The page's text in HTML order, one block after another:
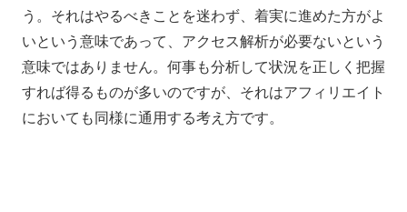
う。それはやるべきことを迷わず、着実に進めた方がよ
いという意味であって、アクセス解析が必要ないという
意味ではありません。何事も分析して状況を正しく把握
すれば得るものが多いのですが、それはアフィリエイト
においても同様に通用する考え方です。